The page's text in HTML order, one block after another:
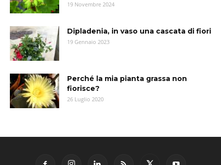
19 Novembre 2024
Dipladenia, in vaso una cascata di fiori
19 Gennaio 2023
Perché la mia pianta grassa non
fiorisce?
26 Luglio 2020